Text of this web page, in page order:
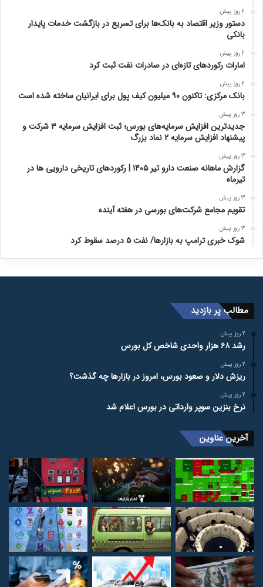
2 روز پیش
دستور وزیر اقتصاد به بانک‌ها برای تسریع در بازگشت خدمات پایدار
بانکی
2 روز پیش
امارات رکورد‌های تازه‌ای در صادرات نفت ثبت کرد
2 روز پیش
بانک مرکزی: تاکنون ۹۰ میلیون کیف پول برای ایرانیان ساخته شده است
3 روز پیش
جدیدترین افزایش سرمایه‌های بورس؛ ثبت افزایش سرمایه ۳ شرکت و
پیشنهاد افزایش سرمایه ۲ نماد بزرگ
3 روز پیش
گزارش ماهانه صنعت دارو تیر ۱۴۰۵ | رکوردهای تاریخی دارویی ها در
تیرماه
3 روز پیش
تقویم مجامع شرکت‌های بورسی در هفته آینده
3 روز پیش
شوک خبری ترامپ به بازارها/ نفت ۵ درصد سقوط کرد
مطالب پر بازدید
2 روز پیش
رشد ۶۸ هزار واحدی شاخص کل بورس
2 روز پیش
ریزش دلار و صعود بورس، امروز در بازارها چه گذشت؟
2 روز پیش
نرخ بنزین سوپر وارداتی در بورس اعلام شد
آخرین عناوین